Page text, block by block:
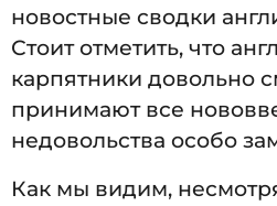
новостные сводки
Стоит отметить, что
карпятники довольно
принимают все
недовольства особо
Как мы видим,